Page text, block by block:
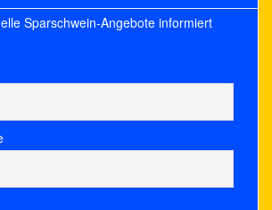
Sparschwein-Angebote informiert